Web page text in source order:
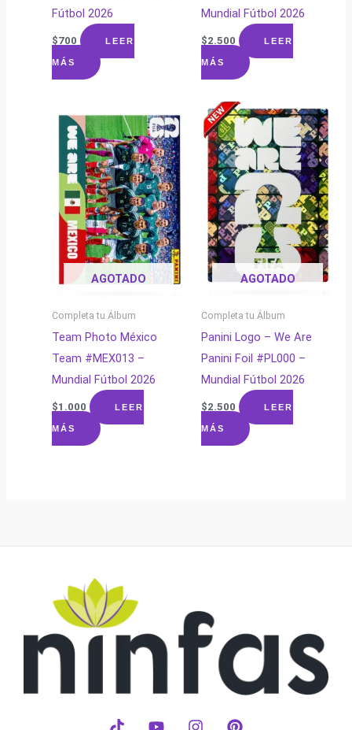
Fútbol 2026
$700 LEER
MÁS
Mundial Fútbol 2026
$2.500 LEER
MÁS
AGOTADO
Completa tu Álbum
Team Photo México
Team #MEX013 –
Mundial Fútbol 2026
$1.000 LEER
MÁS
AGOTADO
Completa tu Álbum
Panini Logo – We Are
Panini Foil #PL000 –
Mundial Fútbol 2026
$2.500 LEER
MÁS